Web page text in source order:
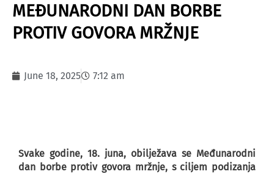
MEĐUNARODNI DAN BORBE
PROTIV GOVORA MRŽNJE
June 18, 2025 7:12 am
Svake godine, 18. juna, obilježava se Međunarodni
dan borbe protiv govora mržnje, s ciljem podizanja